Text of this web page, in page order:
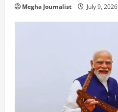
Megha Journalist July 9, 2026